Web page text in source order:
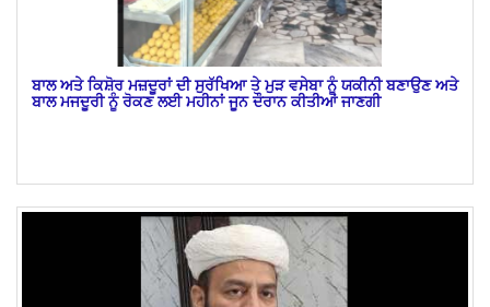
ਬਾਲ ਅਤੇ ਕਿਸ਼ੋਰ ਮਜ਼ਦੂਰਾਂ ਦੀ ਸੁਰੱਖਿਆ ਤੇ ਮੁੜ ਵਸੇਬਾ ਨੂੰ ਯਕੀਨੀ ਬਣਾਉਣ ਅਤੇ
ਬਾਲ ਮਜਦੂਰੀ ਨੂੰ ਰੋਕਣ ਲਈ ਮਹੀਨਾਂ ਜੂਨ ਦੌਰਾਨ ਕੀਤੀਆਂ ਜਾਣਗੀ